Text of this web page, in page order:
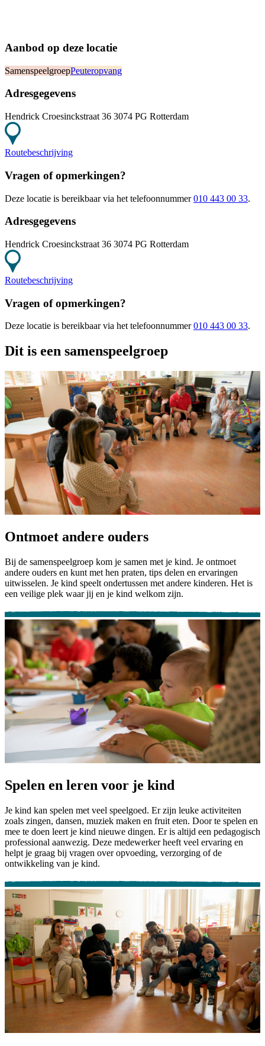
Aanbod op deze locatie
SamenspeelgroepPeuteropvang
Adresgegevens
Hendrick Croesinckstraat 36 3074 PG Rotterdam
Routebeschrijving
Vragen of opmerkingen?
Deze locatie is bereikbaar via het telefoonnummer 010 443 00 33.
Adresgegevens
Hendrick Croesinckstraat 36 3074 PG Rotterdam
Routebeschrijving
Vragen of opmerkingen?
Deze locatie is bereikbaar via het telefoonnummer 010 443 00 33.
Dit is een samenspeelgroep
Ontmoet andere ouders
Bij de samenspeelgroep kom je samen met je kind. Je ontmoet
andere ouders en kunt met hen praten, tips delen en ervaringen
uitwisselen. Je kind speelt ondertussen met andere kinderen. Het is
een veilige plek waar jij en je kind welkom zijn.
Spelen en leren voor je kind
Je kind kan spelen met veel speelgoed. Er zijn leuke activiteiten
zoals zingen, dansen, muziek maken en fruit eten. Door te spelen en
mee te doen leert je kind nieuwe dingen. Er is altijd een pedagogisch
professional aanwezig. Deze medewerker heeft veel ervaring en
helpt je graag bij vragen over opvoeding, verzorging of de
ontwikkeling van je kind.